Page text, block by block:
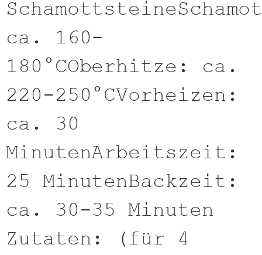
ca. 160-
180°COberhitze: ca.
220-250°CVorheizen:
ca. 30
MinutenArbeitszeit:
25 MinutenBackzeit:
ca. 30-35 Minuten
Zutaten: (für 4